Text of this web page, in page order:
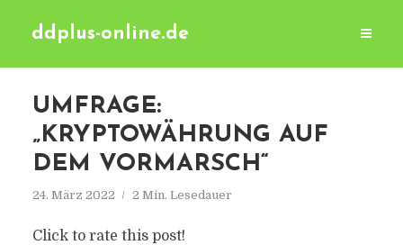
ddplus-online.de
UMFRAGE:
„KRYPTOWÄHRUNG AUF
DEM VORMARSCH“
24. März 2022 2 Min. Lesedauer
Click to rate this post!